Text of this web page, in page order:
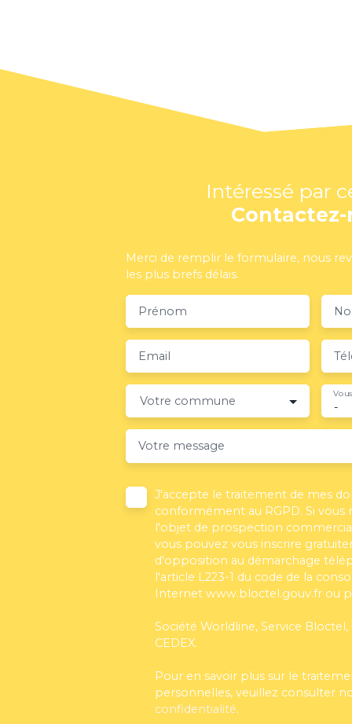
Intéressé par
Merci de remplir le formulaire, nous
les plus brefs délais.
Prénom
Email
Votre commune -
Votre message
J'accepte le traitement de mes
conformément au RGPD. Si vous
l'objet de prospection
vous pouvez vous inscrire
d'opposition au démarchage
l'article L223-1 du code de la
Internet www.bloctel.gouv.fr ou
Société Worldline, Service Bloctel,
CEDEX.
Pour en savoir plus sur le
personnelles, veuillez consulter
confidentialité.